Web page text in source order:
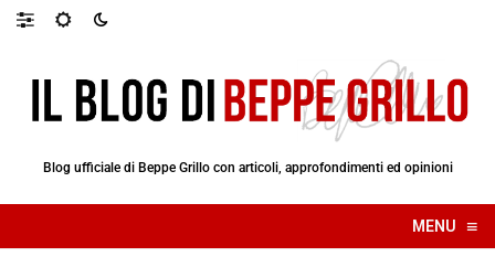
Blog ufficiale di Beppe Grillo con articoli, approfondimenti ed opinioni
MENU ≡
☰